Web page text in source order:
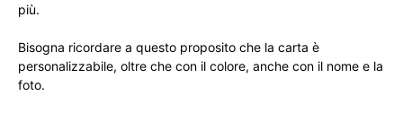
più.
Bisogna ricordare a questo proposito che la carta è
personalizzabile, oltre che con il colore, anche con il nome e la
foto.